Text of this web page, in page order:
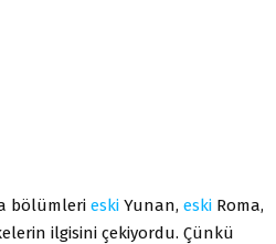
bölümleri eski Yunan, eski Roma,
ilgisini çekiyordu. Çünkü